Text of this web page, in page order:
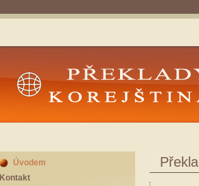
Překlady Korejština
Úvodem
Kontakt